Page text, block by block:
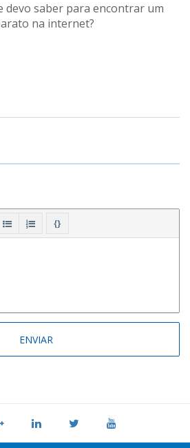
devo saber para encontrar um
na internet?
{}